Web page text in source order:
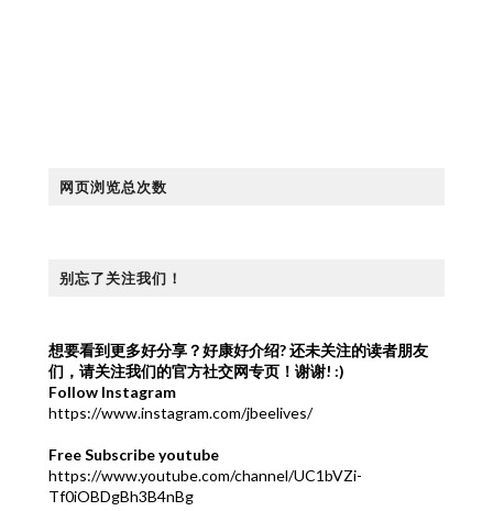
网页浏览总次数
别忘了关注我们！
想要看到更多好分享？好康好介绍?还未关注的读者朋友
们，请关注我们的官方社交网专页！谢谢! :)
Follow Instagram
https://www.instagram.com/jbeelives/
Free Subscribe youtube
https://www.youtube.com/channel/UC1bVZi-
Tf0iOBDgBh3B4nBg